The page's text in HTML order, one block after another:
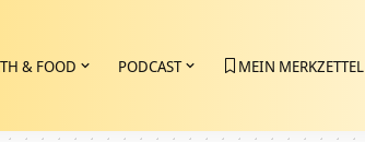
& FOOD PODCAST MEIN MERKZETTEL